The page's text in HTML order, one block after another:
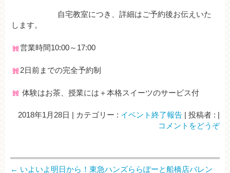
自宅教室につき、詳細はご予約後お伝えいた
します。
営業時間10:00～17:00
2日前までの完全予約制
体験はお茶、授業には＋本格スイーツのサービス付
2018年1月28日 | カテゴリー : イベント終了報告 | 投稿者 : |
コメントをどうぞ
← いよいよ明日から！東急ハンズららぽーと船橋店バレン